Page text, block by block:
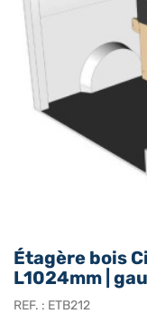
Étagère bois
L1024mm |
REF. : ETB212